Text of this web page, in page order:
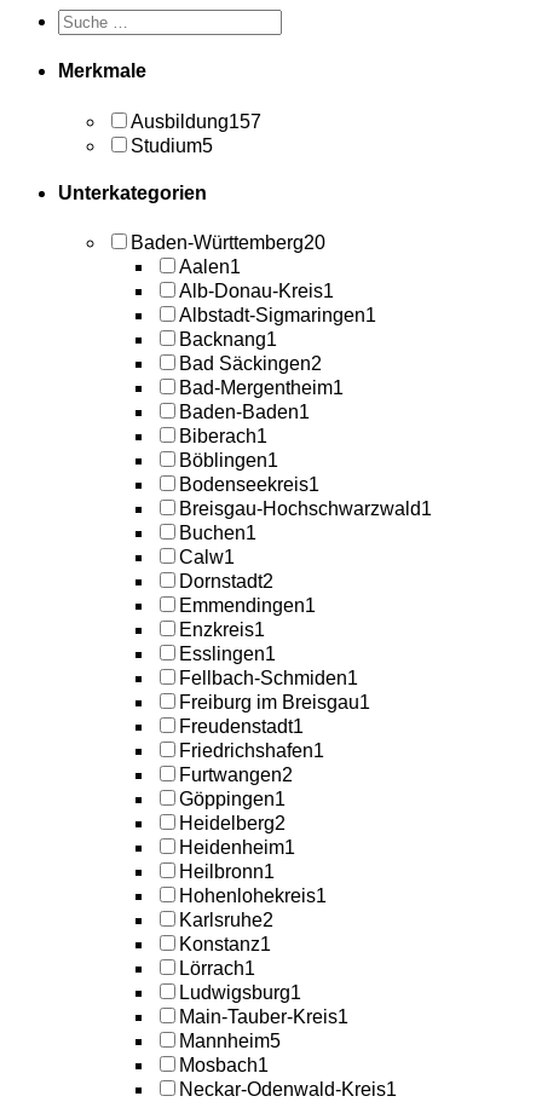
Merkmale
Ausbildung157
Studium5
Unterkategorien
Baden-Württemberg20
Aalen1
Alb-Donau-Kreis1
Albstadt-Sigmaringen1
Backnang1
Bad Säckingen2
Bad-Mergentheim1
Baden-Baden1
Biberach1
Böblingen1
Bodenseekreis1
Breisgau-Hochschwarzwald1
Buchen1
Calw1
Dornstadt2
Emmendingen1
Enzkreis1
Esslingen1
Fellbach-Schmiden1
Freiburg im Breisgau1
Freudenstadt1
Friedrichshafen1
Furtwangen2
Göppingen1
Heidelberg2
Heidenheim1
Heilbronn1
Hohenlohekreis1
Karlsruhe2
Konstanz1
Lörrach1
Ludwigsburg1
Main-Tauber-Kreis1
Mannheim5
Mosbach1
Neckar-Odenwald-Kreis1